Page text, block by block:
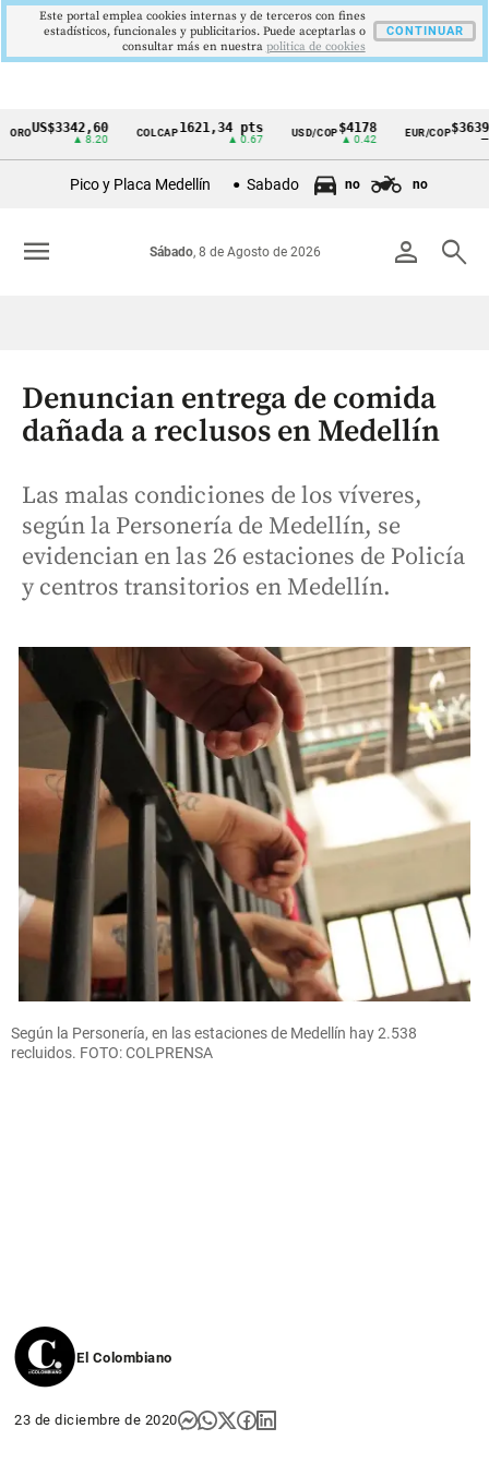
Cintillo
Colombia
US$3342,60
▲ 8.20
COLCAP1621,34 pts
▲ 0.67
USD/COP$4178
▲ 0.42
EUR/COP$3639
Pico y Placa Medellín Sabado no no
person search
Sábado, 8 de Agosto de 2026
menu
Denuncian entrega de comida
dañada a reclusos en Medellín
Las malas condiciones de los víveres,
según la Personería de Medellín, se
evidencian en las 26 estaciones de Policía
y centros transitorios en Medellín.
Según la Personería, en las estaciones de Medellín hay 2.538
recluidos. FOTO: COLPRENSA
El Colombiano
23 de diciembre de 2020
Este portal emplea cookies internas y de terceros con fines
estadísticos, funcionales y publicitarios. Puede aceptarlas o
consultar más en nuestra politica de cookies
CONTINUAR